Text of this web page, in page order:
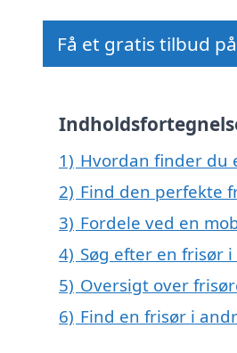
Få et gratis tilbud
1) Hvordan finder du
2) Find den perfekte
3) Fordele ved en
4) Søg efter en frisør
5) Oversigt over
6) Find en frisør i